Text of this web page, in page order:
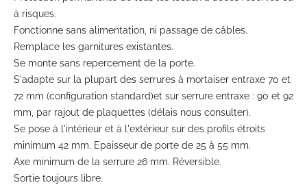
the
beginning
of
the
images
gallery
à risques.
Fonctionne sans alimentation, ni passage de câbles.
Remplace les garnitures existantes.
Se monte sans repercement de la porte.
S'adapte sur la plupart des serrures à mortaiser entraxe 70 et
72 mm (configuration standard)et sur serrure entraxe : 90 et 92
mm, par rajout de plaquettes (délais nous consulter).
Se pose à l'intérieur et à l'extérieur sur des profils étroits
minimum 42 mm. Epaisseur de porte de 25 à 55 mm.
Axe minimum de la serrure 26 mm. Réversible.
Sortie toujours libre.